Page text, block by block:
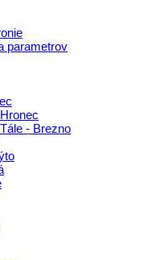
parametrov
- Brezno